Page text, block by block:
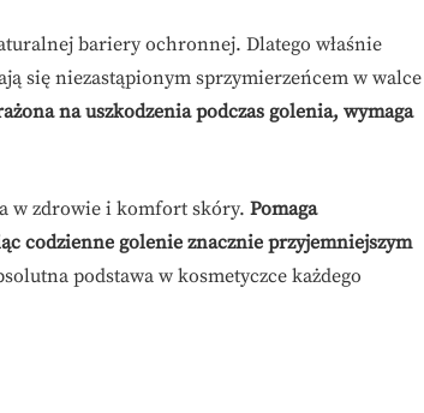
bariery ochronnej. Dlatego właśnie
się niezastąpionym sprzymierzeńcem w walce
na uszkodzenia podczas golenia, wymaga
w zdrowie i komfort skóry. Pomaga
codzienne golenie znacznie przyjemniejszym
podstawa w kosmetyczce każdego